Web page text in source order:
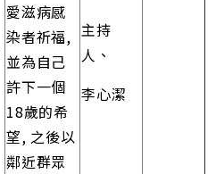
愛滋病感
染者祈福,
並為自己
許下一個
18歲的希
望, 之後以
鄰近群眾
主持
人、
李心潔